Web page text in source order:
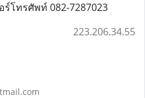
ร์โทรศัพท์ 082-7287023
223.206.34.55